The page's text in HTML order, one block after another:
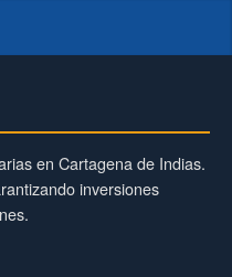
en Cartagena de Indias.
inversiones